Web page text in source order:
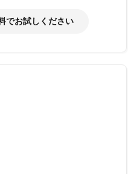
でお試しください